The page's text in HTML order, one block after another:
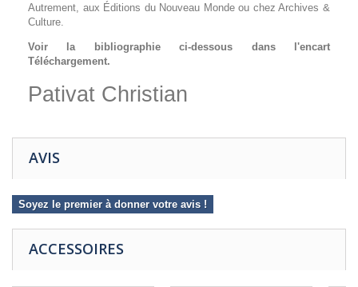
Autrement, aux Éditions du Nouveau Monde ou chez Archives &
Culture.
Voir la bibliographie ci-dessous dans l'encart
Téléchargement.
Pativat Christian
AVIS
Soyez le premier à donner votre avis !
ACCESSOIRES